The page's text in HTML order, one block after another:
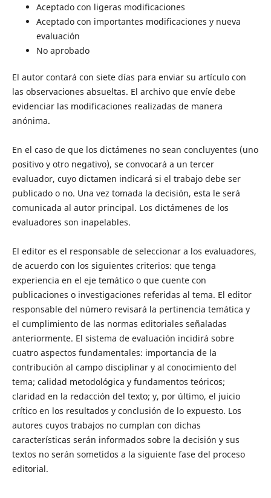
Aceptado con ligeras modificaciones
Aceptado con importantes modificaciones y nueva
evaluación
No aprobado
El autor contará con siete días para enviar su artículo con
las observaciones absueltas. El archivo que envíe debe
evidenciar las modificaciones realizadas de manera
anónima.
En el caso de que los dictámenes no sean concluyentes (uno
positivo y otro negativo), se convocará a un tercer
evaluador, cuyo dictamen indicará si el trabajo debe ser
publicado o no. Una vez tomada la decisión, esta le será
comunicada al autor principal. Los dictámenes de los
evaluadores son inapelables.
El editor es el responsable de seleccionar a los evaluadores,
de acuerdo con los siguientes criterios: que tenga
experiencia en el eje temático o que cuente con
publicaciones o investigaciones referidas al tema. El editor
responsable del número revisará la pertinencia temática y
el cumplimiento de las normas editoriales señaladas
anteriormente. El sistema de evaluación incidirá sobre
cuatro aspectos fundamentales: importancia de la
contribución al campo disciplinar y al conocimiento del
tema; calidad metodológica y fundamentos teóricos;
claridad en la redacción del texto; y, por último, el juicio
crítico en los resultados y conclusión de lo expuesto. Los
autores cuyos trabajos no cumplan con dichas
características serán informados sobre la decisión y sus
textos no serán sometidos a la siguiente fase del proceso
editorial.